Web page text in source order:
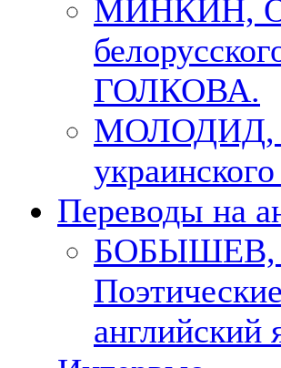
МИНКИН,
ГОЛКОВА.
МОЛОДИД,
Переводы на
БОБЫШЕВ,
английский